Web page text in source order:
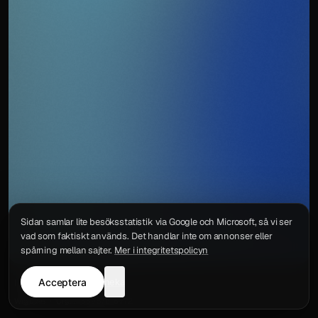
IntegritetspolicyKontakt
Sidan samlar lite besöksstatistik via Google och Microsoft, så vi ser
vad som faktiskt används. Det handlar inte om annonser eller
spårning mellan sajter. Mer i integritetspolicyn
Acceptera neka